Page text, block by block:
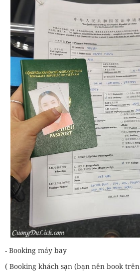
‌- Booking máy bay
‌( Booking khách sạn (bạn nên book